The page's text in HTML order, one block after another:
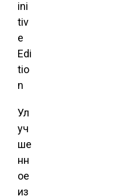
Ул
уч
ше
нн
ое
из